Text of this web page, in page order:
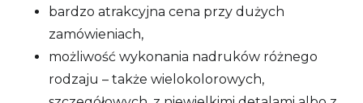
bardzo atrakcyjna cena przy dużych
zamówieniach,
możliwość wykonania nadruków różnego
rodzaju – także wielokolorowych,